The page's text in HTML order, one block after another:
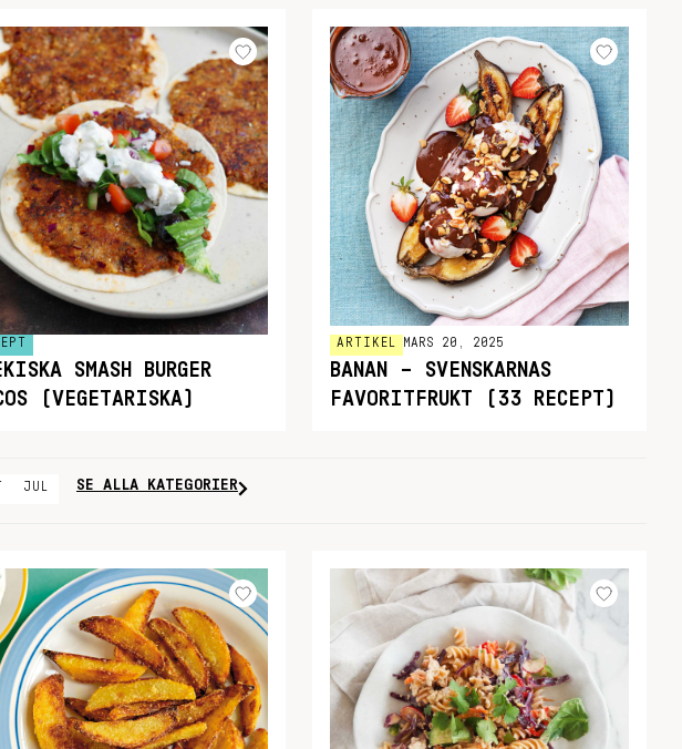
SMASH BURGER
(VEGETARISKA)
ARTIKEL MARS 20, 2025
BANAN – SVENSKARNAS
FAVORITFRUKT (33 RECEPT)
JUL SE ALLA KATEGORIER